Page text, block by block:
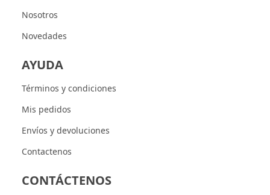
Nosotros
Novedades
AYUDA
Términos y condiciones
Mis pedidos
Envíos y devoluciones
Contactenos
CONTÁCTENOS